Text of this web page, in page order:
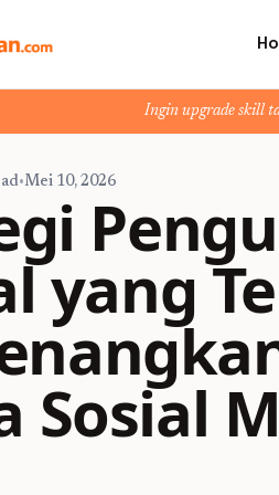
Ingin upgrade skill tanpa ribet?
•Mei 10, 2026
yang
Sosial